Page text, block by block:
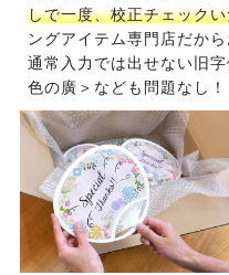
しで一度、校正チェック
ングアイテム専門店だか
通常入力では出せない旧
色の廣＞なども問題なし！